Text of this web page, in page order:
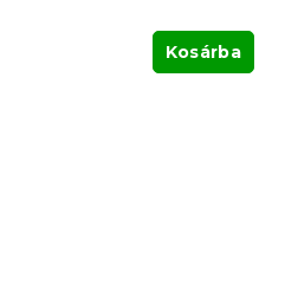
Kosárba